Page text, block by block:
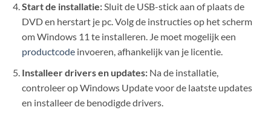
Start de installatie:Sluit de USB-stick aan of plaats de
DVD en herstart je pc. Volg de instructies op het scherm
om Windows 11 te installeren. Je moet mogelijk een
productcodeinvoeren, afhankelijk van je licentie.
Installeer drivers en updates:Na de installatie,
controleer op Windows Update voor de laatste updates
en installeer de benodigde drivers.